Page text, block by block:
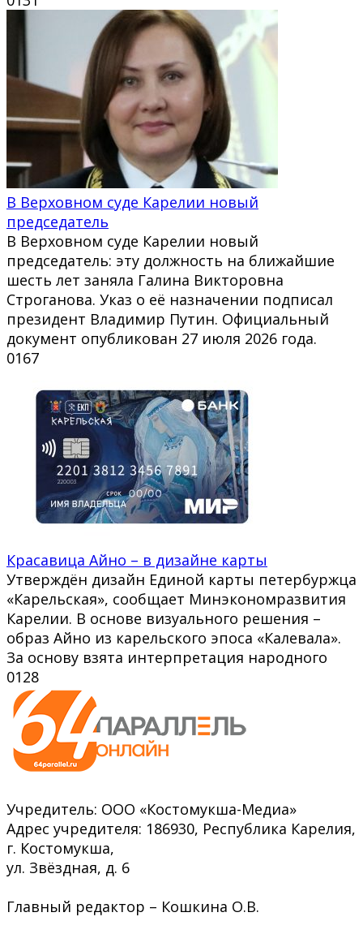
В Верховном суде Карелии новый
председатель
В Верховном суде Карелии новый
председатель: эту должность на ближайшие
шесть лет заняла Галина Викторовна
Строганова. Указ о её назначении подписал
президент Владимир Путин. Официальный
документ опубликован 27 июля 2026 года.
0167
Красавица Айно – в дизайне карты
Утверждён дизайн Единой карты петербуржца
«Карельская», сообщает Минэкономразвития
Карелии. В основе визуального решения –
образ Айно из карельского эпоса «Калевала».
За основу взята интерпретация народного
0128
Учредитель: ООО «Костомукша-Медиа»
Адрес учредителя: 186930, Республика Карелия,
г. Костомукша,
ул. Звёздная, д. 6
Главный редактор – Кошкина О.В.